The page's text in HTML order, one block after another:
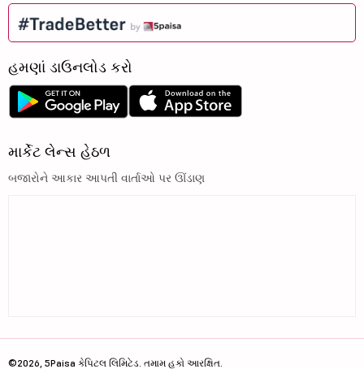
હમણાં ડાઉનલોડ કરો
માર્કેટ લેન્સ હેઠળ
બજારોને આકાર આપતી વાર્તાઓ પર ઊંડાણ
©2026, 5Paisa કેપિટલ લિમિટેડ. તમામ હકો આરક્ષિત.